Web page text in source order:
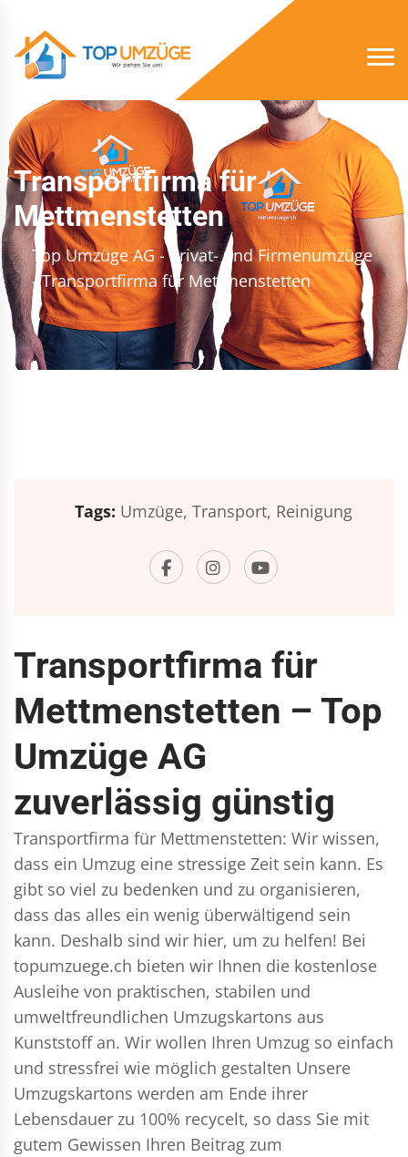
Transportfirma für
Mettmenstetten
Top Umzüge AG - Privat- und Firmenumzüge
- Transportfirma für Mettmenstetten
Tags: Umzüge, Transport, Reinigung
Transportfirma für
Mettmenstetten – Top
Umzüge AG
zuverlässig günstig
Transportfirma für Mettmenstetten: Wir wissen,
dass ein Umzug eine stressige Zeit sein kann. Es
gibt so viel zu bedenken und zu organisieren,
dass das alles ein wenig überwältigend sein
kann. Deshalb sind wir hier, um zu helfen! Bei
topumzuege.ch bieten wir Ihnen die kostenlose
Ausleihe von praktischen, stabilen und
umweltfreundlichen Umzugskartons aus
Kunststoff an. Wir wollen Ihren Umzug so einfach
und stressfrei wie möglich gestalten Unsere
Umzugskartons werden am Ende ihrer
Lebensdauer zu 100% recycelt, so dass Sie mit
gutem Gewissen Ihren Beitrag zum